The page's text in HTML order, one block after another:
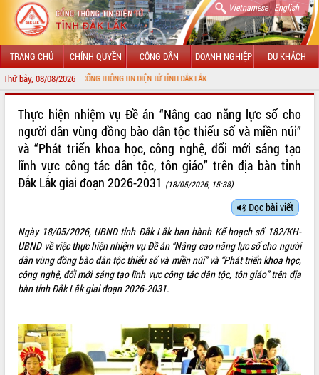
Vietnamese| English
TRANG CHỦ CHÍNH QUYỀN CÔNG DÂN DOANH NGHIỆP DU KHÁCH
Thứ bảy, 08/08/2026
ĐẾN VỚI CỔNG THÔNG TIN ĐIỆN TỬ TỈNH ĐẮK LẮK
LÃNH ĐẠO UBND TỈNH
TIN TỨC SỰ KIỆN
SỞ, BAN, NGÀNH
THÔNG TIN CHỈ ĐẠO ĐIỀU HÀNH
HỆ THỐNG VĂN BẢN
ĐIỂM TIN VĂN BẢN
QUY HOẠCH - KẾ HOẠCH
Thực hiện nhiệm vụ Đề án “Nâng cao năng lực số cho
người dân vùng đồng bào dân tộc thiểu số và miền núi”
và “Phát triển khoa học, công nghệ, đổi mới sáng tạo
lĩnh vực công tác dân tộc, tôn giáo” trên địa bàn tỉnh
Đắk Lắk giai đoạn 2026-2031 (18/05/2026, 15:38)
Đọc bài viết
Ngày 18/05/2026, UBND tỉnh Đắk Lắk ban hành Kế hoạch số 182/KH-
UBND về việc thực hiện nhiệm vụ Đề án “Nâng cao năng lực số cho người
dân vùng đồng bào dân tộc thiểu số và miền núi” và “Phát triển khoa học,
công nghệ, đổi mới sáng tạo lĩnh vực công tác dân tộc, tôn giáo” trên địa
bàn tỉnh Đắk Lắk giai đoạn 2026-2031.